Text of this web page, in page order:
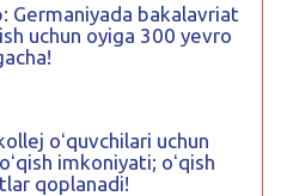
Germaniyada bakalavriat
uchun oyiga 300 yevro
oʻquvchilari uchun
imkoniyati; oʻqish
qoplanadi!